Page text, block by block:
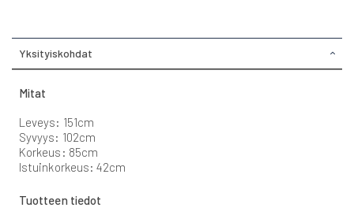
Yksityiskohdat
Mitat
Leveys: 151cm
Syvyys: 102cm
Korkeus: 85cm
Istuinkorkeus: 42cm
Tuotteen tiedot